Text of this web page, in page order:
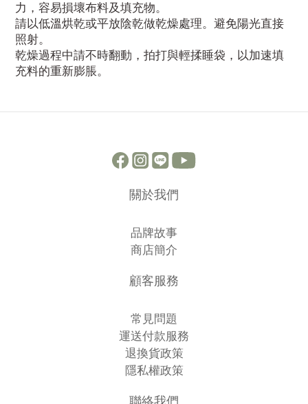
力，容易損壞布料及填充物。
請以低溫烘乾或平放陰乾做乾燥處理。避免陽光直接
照射。
乾燥過程中請不時翻動，拍打與輕揉睡袋，以加速填
充料的重新膨脹。
關於我們
品牌故事
商店簡介
顧客服務
常見問題
運送付款服務
退換貨政策
隱私權政策